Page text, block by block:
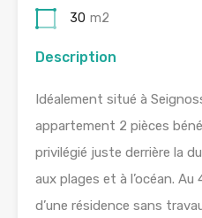
30 m2
Description
Idéalement situé à
appartement 2 pièces
privilégié juste derrière la
aux plages et à l’océan.
d’une résidence sans